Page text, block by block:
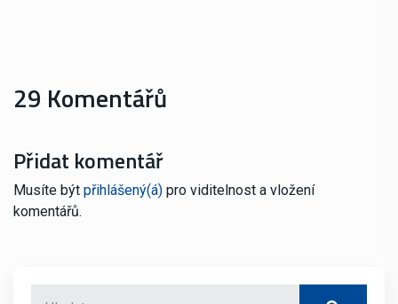
29 Komentářů
Přidat komentář
Musíte být přihlášený(á) pro viditelnost a vložení
komentářů.